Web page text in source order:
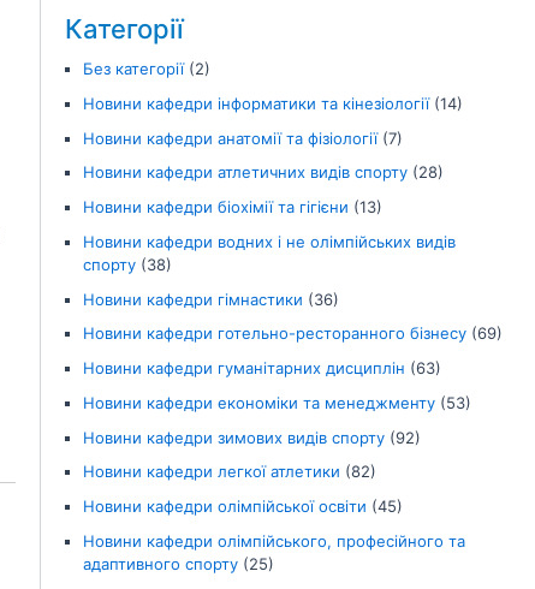
Категорії
Без категорії(2)
Новини кафедри інформатики та кінезіології(14)
Новини кафедри анатомії та фізіології(7)
Новини кафедри атлетичних видів спорту(28)
Новини кафедри біохімії та гігієни (13)
Новини кафедри водних і не олімпійських видів
спорту(38)
Новини кафедри гімнастики (36)
Новини кафедри готельно-ресторанного бізнесу(69)
Новини кафедри гуманітарних дисциплін (63)
Новини кафедри економіки та менеджменту(53)
Новини кафедри зимових видів спорту(92)
Новини кафедри легкої атлетики (82)
Новини кафедри олімпійської освіти (45)
Новини кафедри олімпійського, професійного та
адаптивного спорту(25)